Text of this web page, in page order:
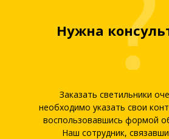
Нужна
Заказать светильники
необходимо указать свои
воспользовавшись формой
Наш сотрудник,